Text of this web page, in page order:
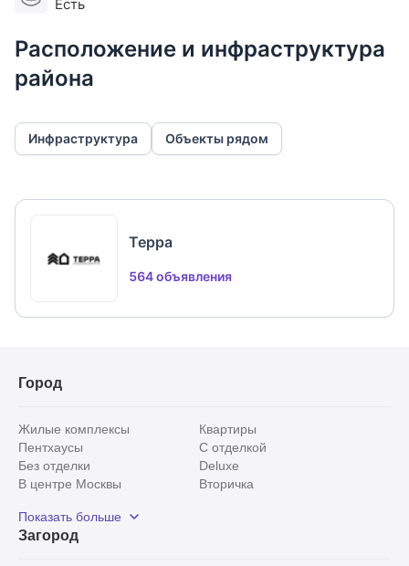
Есть
Расположение и инфраструктура
района
Инфраструктура Объекты рядом
Терра
564 объявления
Город
Жилые комплексы
Квартиры
Пентхаусы
С отделкой
Без отделки
Deluxe
В центре Москвы
Вторичка
Рядом с парком
С панорамными окнами
Показать больше
Загород